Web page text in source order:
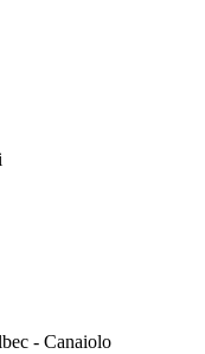
- Canaiolo